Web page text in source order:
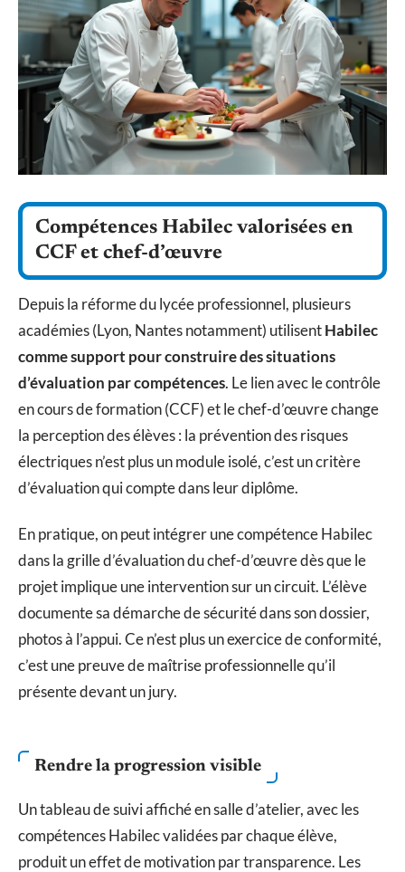
Compétences Habilec valorisées en
CCF et chef-d’œuvre
Depuis la réforme du lycée professionnel, plusieurs
académies (Lyon, Nantes notamment) utilisentHabilec
comme support pour construire des situations
d’évaluation par compétences. Le lien avec le contrôle
en cours de formation (CCF) et le chef-d’œuvre change
la perception des élèves : la prévention des risques
électriques n’est plus un module isolé, c’est un critère
d’évaluation qui compte dans leur diplôme.
En pratique, on peut intégrer une compétence Habilec
dans la grille d’évaluation du chef-d’œuvre dès que le
projet implique une intervention sur un circuit. L’élève
documente sa démarche de sécurité dans son dossier,
photos à l’appui. Ce n’est plus un exercice de conformité,
c’est une preuve de maîtrise professionnelle qu’il
présente devant un jury.
Rendre la progression visible
Un tableau de suivi affiché en salle d’atelier, avec les
compétences Habilec validées par chaque élève,
produit un effet de motivation par transparence. Les